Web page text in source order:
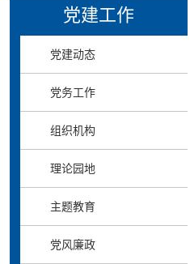
党建工作
党建动态
党务工作
组织机构
理论园地
主题教育
党风廉政